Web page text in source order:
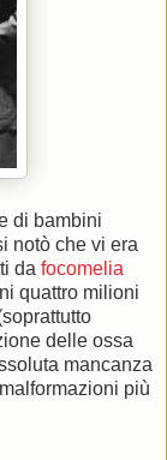
di bambini
notò che vi era
da focomelia
quattro milioni
delle ossa
mancanza
più